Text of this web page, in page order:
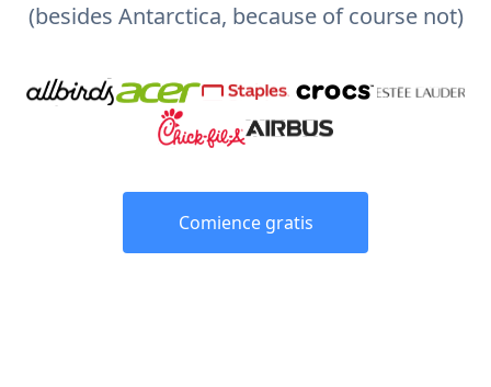
(besides Antarctica, because of course not)
Comience gratis